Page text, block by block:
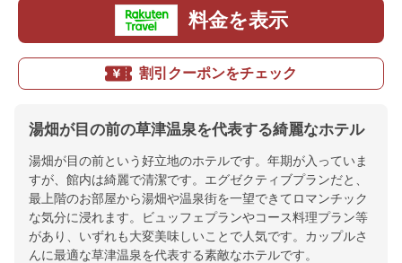
料金を表示
割引クーポンをチェック
湯畑が目の前の草津温泉を代表する綺麗なホテル
湯畑が目の前という好立地のホテルです。年期が入っていま
すが、館内は綺麗で清潔です。エグゼクティブプランだと、
最上階のお部屋から湯畑や温泉街を一望できてロマンチック
な気分に浸れます。ビュッフェプランやコース料理プラン等
があり、いずれも大変美味しいことで人気です。カップルさ
んに最適な草津温泉を代表する素敵なホテルです。